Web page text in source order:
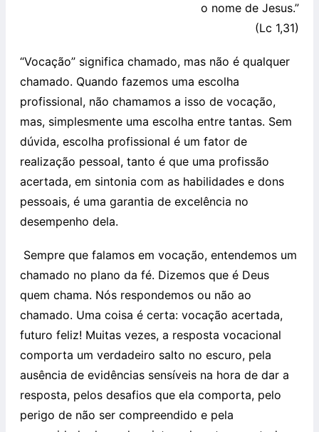
o nome de Jesus.”
(Lc 1,31)
“Vocação” significa chamado, mas não é qualquer
chamado. Quando fazemos uma escolha
profissional, não chamamos a isso de vocação,
mas, simplesmente uma escolha entre tantas. Sem
dúvida, escolha profissional é um fator de
realização pessoal, tanto é que uma profissão
acertada, em sintonia com as habilidades e dons
pessoais, é uma garantia de excelência no
desempenho dela.
Sempre que falamos em vocação, entendemos um
chamado no plano da fé. Dizemos que é Deus
quem chama. Nós respondemos ou não ao
chamado. Uma coisa é certa: vocação acertada,
futuro feliz! Muitas vezes, a resposta vocacional
comporta um verdadeiro salto no escuro, pela
ausência de evidências sensíveis na hora de dar a
resposta, pelos desafios que ela comporta, pelo
perigo de não ser compreendido e pela